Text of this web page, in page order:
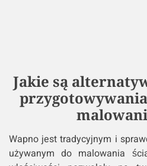
Jakie są
Wapno jest tradycyjnym i
używanym do malowania